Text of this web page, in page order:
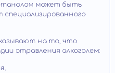
может быть
на то, что
отравления алкоголем: